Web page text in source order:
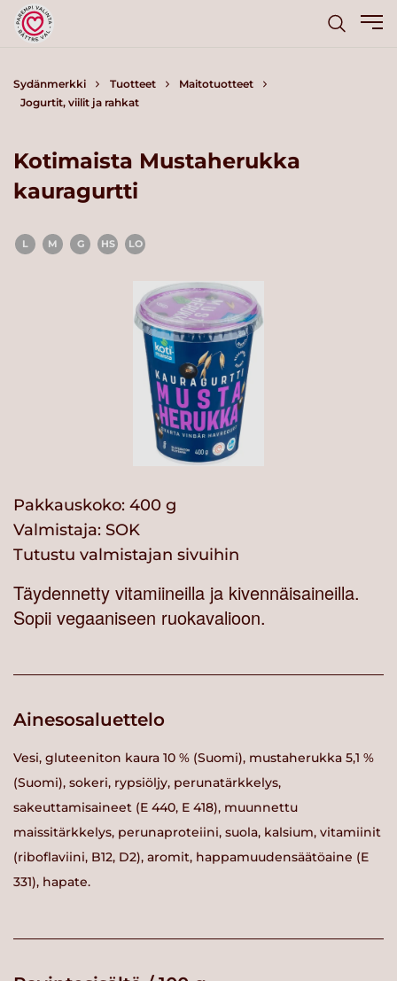
Sydänmerkki Tuotteet
Maitotuotteet
Jogurtit, viilit ja rahkat
Kotimaista Mustaherukka
kauragurtti
L M G HS LO
Pakkauskoko: 400 g
Valmistaja: SOK
Tutustu valmistajan sivuihin
Täydennetty vitamiineilla ja kivennäisaineilla.
Sopii vegaaniseen ruokavalioon.
Ainesosaluettelo
Vesi, gluteeniton kaura 10 % (Suomi), mustaherukka 5,1 %
(Suomi), sokeri, rypsiöljy, perunatärkkelys,
sakeuttamisaineet (E 440, E 418), muunnettu
maissitärkkelys, perunaproteiini, suola, kalsium, vitamiinit
(riboflaviini, B12, D2), aromit, happamuudensäätöaine (E
331), hapate.